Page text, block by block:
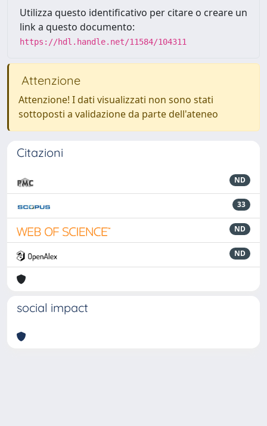
Utilizza questo identificativo per citare o creare un
link a questo documento:
https://hdl.handle.net/11584/104311
Attenzione
Attenzione! I dati visualizzati non sono stati
sottoposti a validazione da parte dell'ateneo
Citazioni
ND
33
ND
ND
social impact